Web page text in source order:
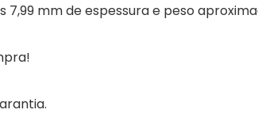
7,99 mm de espessura e peso